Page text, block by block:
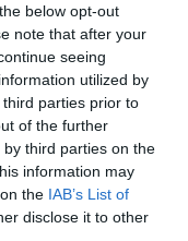
below opt-out
note that after your
seeing
utilized by
parties prior to
of the further
third parties on the
information may
the IAB’s List of
disclose it to other